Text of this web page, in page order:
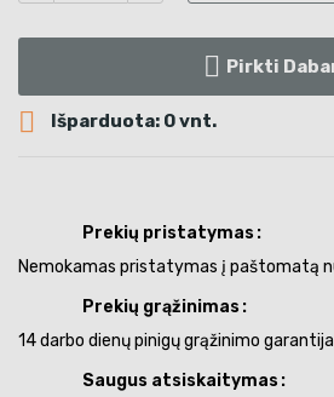
Pirkti
 Išparduota: 0 vnt.
Prekių pristatymas
Nemokamas pristatymas į paštomatą
Prekių grąžinimas
14 darbo dienų pinigų grąžinimo garantija
Saugus atsiskaitymas